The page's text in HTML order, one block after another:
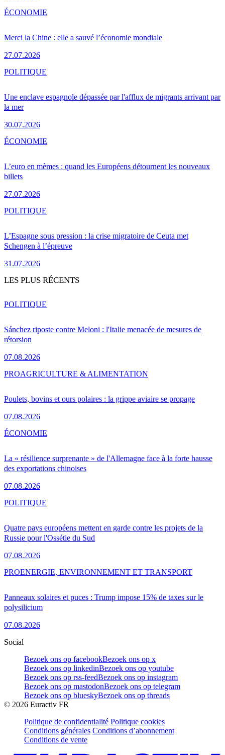
Merci la Chine : elle a sauvé l’économie mondiale
27.07.2026
ÉCONOMIE
Une enclave espagnole dépassée par l'afflux de migrants arrivant par
la mer
30.07.2026
POLITIQUE
L’euro en mèmes : quand les Européens détournent les nouveaux
billets
27.07.2026
ÉCONOMIE
L’Espagne sous pression : la crise migratoire de Ceuta met
Schengen à l’épreuve
31.07.2026
POLITIQUE
LES PLUS RÉCENTS
Sánchez riposte contre Meloni : l'Italie menacée de mesures de
rétorsion
07.08.2026
POLITIQUE
Poulets, bovins et ours polaires : la grippe aviaire se propage
07.08.2026
PROAGRICULTURE & ALIMENTATION
La « résilience surprenante » de l'Allemagne face à la forte hausse
des exportations chinoises
07.08.2026
ÉCONOMIE
Quatre pays européens mettent en garde contre les projets de la
Russie pour l'Ossétie du Sud
07.08.2026
POLITIQUE
Panneaux solaires et puces : Trump impose 15% de taxes sur le
polysilicium
07.08.2026
PROENERGIE, ENVIRONNEMENT ET TRANSPORT
Social
Bezoek ons op facebookBezoek ons op x
Bezoek ons op linkedinBezoek ons op youtube
Bezoek ons op rss-feedBezoek ons op instagram
Bezoek ons op mastodonBezoek ons op telegram
Bezoek ons op blueskyBezoek ons op threads
© 2026 Euractiv FR
Politique de confidentialité Politique cookies
Conditions générales Conditions d’abonnement
Conditions de vente